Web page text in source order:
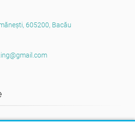
605200, Bacău